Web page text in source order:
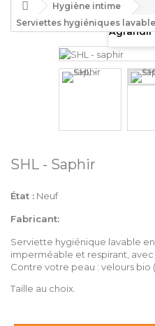
Hygiène intime
Serviettes hygiéniques
SHL - Saphir
État : Neuf
Fabricant:
Serviette hygiénique lavable
imperméable et respirant, avec
Contre votre peau : velours bio
Taille au choix.